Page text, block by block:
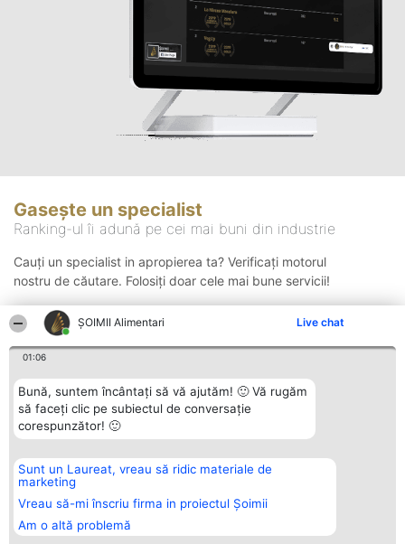
ŞOIMII Alimentari Live chat
01:06
Bună, suntem încântați să vă ajutăm! 🙂 Vă rugăm
să faceți clic pe subiectul de conversație
corespunzător! 🙂
Sunt un Laureat, vreau să ridic materiale de
marketing
Vreau să-mi înscriu firma in proiectul Șoimii
Am o altă problemă
Gasește un specialist
Ranking-ul îi adună pe cei mai buni din industrie
Cauți un specialist in apropierea ta? Verificați motorul
nostru de căutare. Folosiți doar cele mai bune servicii!
Organizator Ranking
BRIGHT SOLUTIONS BR SRL
Aleea Timisul De Sus 2 Bl. A30
Sc. A Et. 4 Ap. 13 Cod 061952
București
CUI 36737675
Plebiscyt
Lista Tuturor
Laureaților
Statut
Contact